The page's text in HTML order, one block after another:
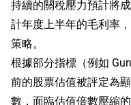
持續的關稅壓力預計將
計年度上半年的毛利率
策略。
根據部分指標（例如
前的股票估值被評定為
數，面臨估值倍數壓縮的